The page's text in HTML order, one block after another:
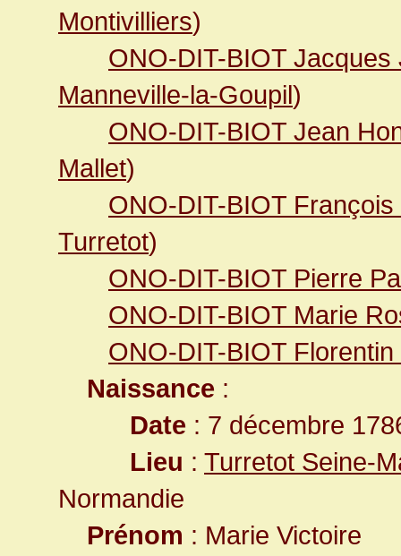
Montivilliers)
ONO-DIT-BIOT
Manneville-la-Goupil)
ONO-DIT-BIOT Jean
Mallet)
ONO-DIT-BIOT
Turretot)
ONO-DIT-BIOT Pierre
ONO-DIT-BIOT Marie
ONO-DIT-BIOT
Naissance :
Date : 7 décembre
Lieu : Turretot Seine-
Normandie
Prénom : Marie Victoire